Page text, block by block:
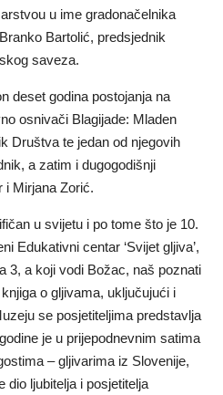
u ime gradonačelnika
Bartolić, predsjednik
saveza.
deset godina postojanja na
osnivači Blagijade: Mladen
Društva te jedan od njegovih
a zatim i dugogodišnji
i Mirjana Zorić.
u svijetu i po tome što je 10.
Edukativni centar ‘Svijet gljiva’,
3, a koji vodi Božac, naš poznati
o gljivama, uključujući i
se posjetiteljima predstavlja
je u prijepodnevnim satima
– gljivarima iz Slovenije,
dio ljubitelja i posjetitelja